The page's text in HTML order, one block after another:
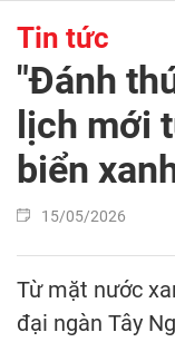
Tin tức
"Đánh
lịch mới
biển
15/05/2026
Từ mặt nước
đại ngàn Tây